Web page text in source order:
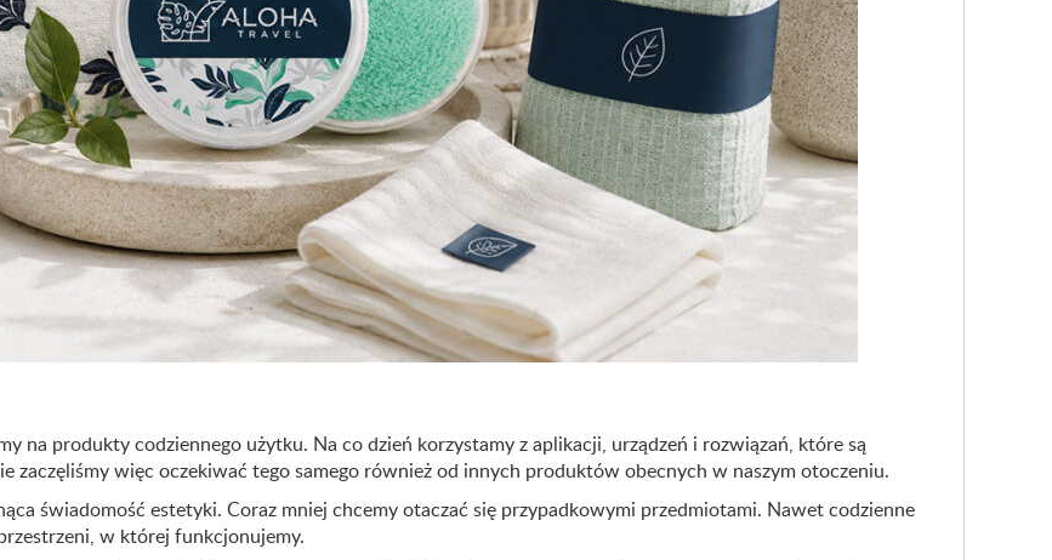
na produkty codziennego użytku. Na co dzień korzystamy z aplikacji, urządzeń i rozwiązań, które są
zaczęliśmy więc oczekiwać tego samego również od innych produktów obecnych w naszym otoczeniu.
świadomość estetyki. Coraz mniej chcemy otaczać się przypadkowymi przedmiotami. Nawet codzienne
w której funkcjonujemy.